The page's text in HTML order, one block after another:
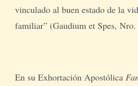
vinculado al buen estado de la
familiar” (Gaudium et Spes, Nro.
En su Exhortación Apostólica